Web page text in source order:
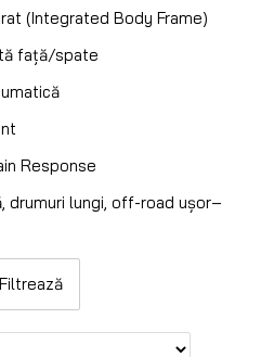
(Integrated Body Frame)
față/spate
Response
drumuri lungi, off-road ușor–
Filtrează